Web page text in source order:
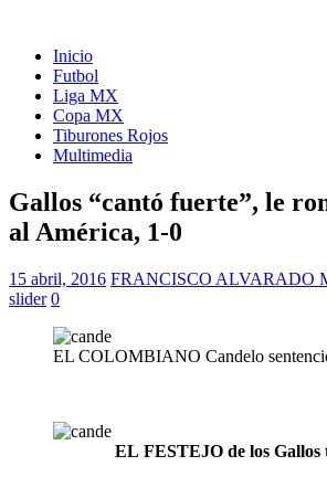
Inicio
Futbol
Liga MX
Copa MX
Tiburones Rojos
Multimedia
Gallos “cantó fuerte”, le
al América, 1-0
15 abril, 2016 FRANCISCO ALVARADO
slider 0
EL COLOMBIANO Candelo
EL FESTEJO de los Gallos